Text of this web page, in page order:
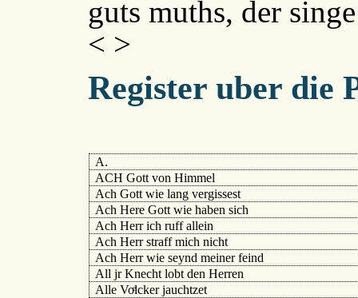
guts muths, der
< >
Register uber die
A.
ACH Gott von Himmel
Ach Gott wie lang vergissest
Ach Here Gott wie haben sich
Ach Herr ich ruff allein
Ach Herr straff mich nicht
Ach Herr wie seynd meiner feind
All jr Knecht lobt den Herren
Alle Voͤlcker jauchtzet